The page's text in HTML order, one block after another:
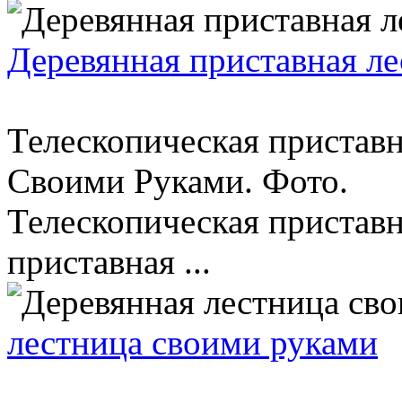
Деревянная приставная
Телескопическая
Своими Руками. Фото.
Телескопическая
приставная ...
лестница своими руками